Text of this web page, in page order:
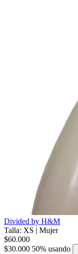
Divided by H&M
Talla: XS | Mujer
$60.000
$30.000 50% usando